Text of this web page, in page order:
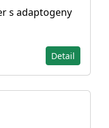
s adaptogeny
Detail